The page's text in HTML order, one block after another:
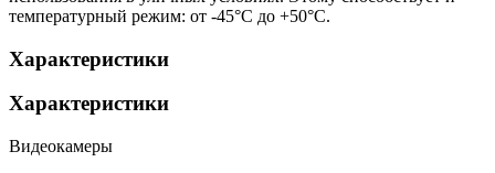
температурный режим: от -45°С до +50°С.
Характеристики
Характеристики
Видеокамеры